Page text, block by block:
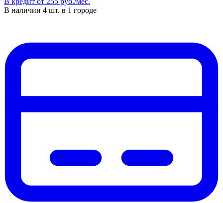
В наличии 4 шт. в 1 городе